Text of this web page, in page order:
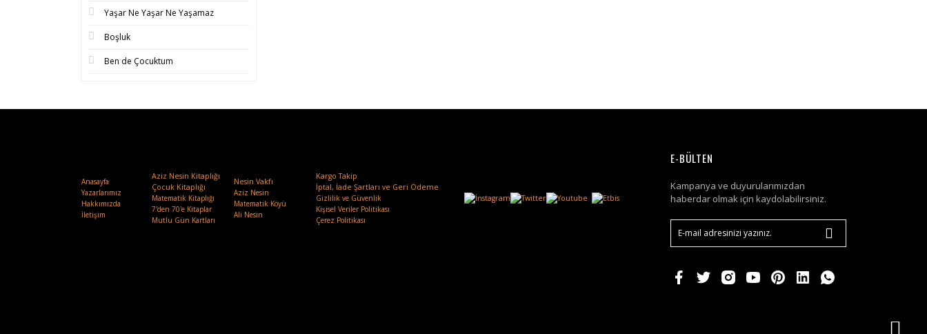
Yaşar Ne Yaşar Ne Yaşamaz
Boşluk
Ben de Çocuktum
Anasayfa
Yazarlarımız
Hakkımızda
İletişim
Aziz Nesin Kitaplığı
Çocuk Kitaplığı
Matematik Kitaplığı
7'den 70'e Kitaplar
Mutlu Gün Kartları
Nesin Vakfı
Aziz Nesin
Matematik Köyü
Ali Nesin
Kargo Takip
İptal, İade Şartları ve Geri Ödeme
Gizlilik ve Güvenlik
Kişisel Veriler Politikası
Çerez Politikası
E-BÜLTEN
Kampanya ve duyurularımızdan
haberdar olmak için kaydolabilirsiniz.